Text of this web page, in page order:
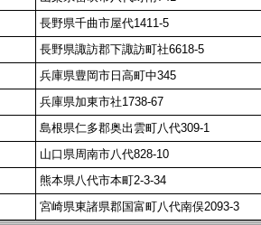
長野県千曲市屋代1411-5
長野県諏訪郡下諏訪町社6618-5
兵庫県豊岡市日高町中345
兵庫県加東市社1738-67
島根県仁多郡奥出雲町八代309-1
山口県周南市八代828-10
熊本県八代市本町2-3-34
宮崎県東諸県郡国富町八代南俣2093-3